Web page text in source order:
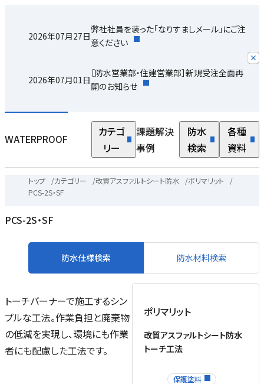
2026年07月27日
弊社社員を装った「なりすましメール」にご注
意ください
2026年07月01日
［防水営業部・住建営業部］新規受注全面再
開のお知らせ
WATERPROOF
カテゴ
リー
課題解決
事例
防水
検索
各種
資料
トップ /カテゴリー /改質アスファルトシート防水 /ポリマリット
/
PCS-2S・SF
PCS-2S・SF
防水仕様検索 防水材料検索
トーチバーナーで施工するシン
プルな工法。作業負担と廃棄物
の低減を実現し、環境にも作業
者にも配慮した工法です。
ポリマリット
改質アスファルトシート防水
トーチ工法
保護塗料